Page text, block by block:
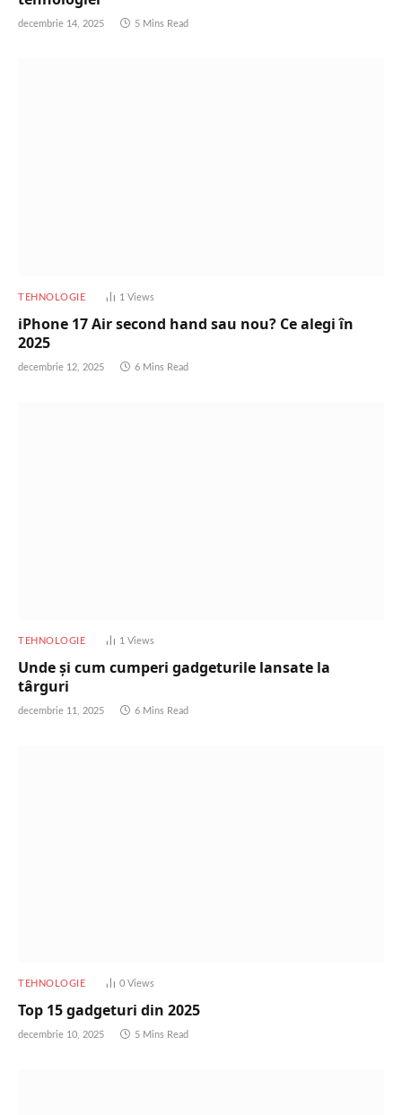
decembrie 14, 2025 5 Mins Read
TEHNOLOGIE 1 Views
iPhone 17 Air second hand sau nou? Ce alegi în
2025
decembrie 12, 2025 6 Mins Read
TEHNOLOGIE 1 Views
Unde și cum cumperi gadgeturile lansate la
târguri
decembrie 11, 2025 6 Mins Read
TEHNOLOGIE 0 Views
Top 15 gadgeturi din 2025
decembrie 10, 2025 5 Mins Read